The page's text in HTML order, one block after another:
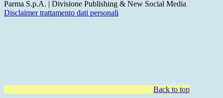
Parma S.p.A. | Divisione Publishing & New Social Media
Disclaimer trattamento dati personali
Back to top